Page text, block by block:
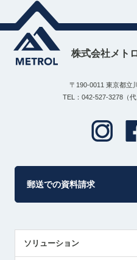
株式会社メト
〒190-0011 東京都立
TEL：042-527-3278（
郵送での資料請求
ソリューション